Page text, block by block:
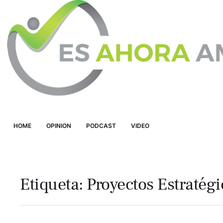
HOME OPINION PODCAST VIDEO
Etiqueta: Proyectos